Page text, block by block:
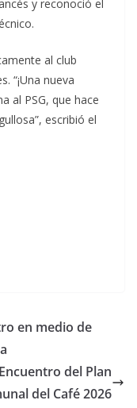
y reconoció el
al club
“¡Una nueva
al PSG, que hace
escribió el
en medio de
del Plan
del Café 2026